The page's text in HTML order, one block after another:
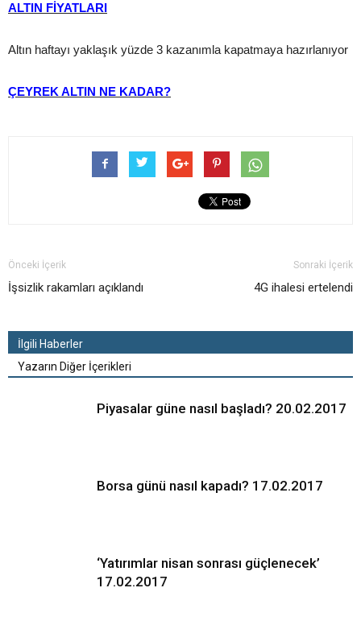
ALTIN FİYATLARI
Altın haftayı yaklaşık yüzde 3 kazanımla kapatmaya hazırlanıyor
ÇEYREK ALTIN NE KADAR?
Önceki İçerik
İşsizlik rakamları açıklandı
Sonraki İçerik
4G ihalesi ertelendi
İlgili Haberler
Yazarın Diğer İçerikleri
Piyasalar güne nasıl başladı? 20.02.2017
Borsa günü nasıl kapadı? 17.02.2017
‘Yatırımlar nisan sonrası güçlenecek’
17.02.2017